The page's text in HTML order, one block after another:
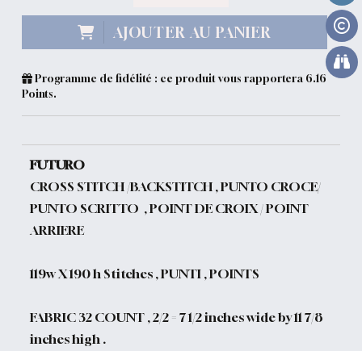
AJOUTER AU PANIER
Programme de fidélité : ce produit vous rapportera 6.16
Points.
FUTURO
CROSS STITCH /BACKSTITCH , PUNTO CROCE/
PUNTO SCRITTO , POINT DE CROIX / POINT
ARRIERE
119w X 190 h Stitches , PUNTI , POINTS
FABRIC 32 COUNT , 2/2 = 7 1/2 inches wide by 11 7/8
inches high .